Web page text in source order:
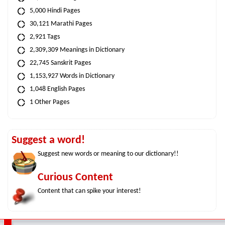
5,000 Hindi Pages
30,121 Marathi Pages
2,921 Tags
2,309,309 Meanings in Dictionary
22,745 Sanskrit Pages
1,153,927 Words in Dictionary
1,048 English Pages
1 Other Pages
Suggest a word!
Suggest new words or meaning to our dictionary!!
Curious Content
Content that can spike your interest!